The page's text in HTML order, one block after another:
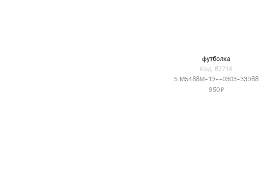
футболка
Код: 87714
5.M5488M-19--0303-33988
950Я